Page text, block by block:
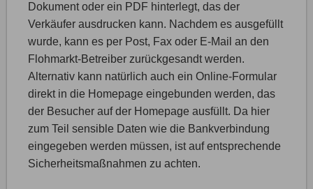
Dokument oder ein PDF hinterlegt, das der
Verkäufer ausdrucken kann. Nachdem es ausgefüllt
wurde, kann es per Post, Fax oder E-Mail an den
Flohmarkt-Betreiber zurückgesandt werden.
Alternativ kann natürlich auch ein Online-Formular
direkt in die Homepage eingebunden werden, das
der Besucher auf der Homepage ausfüllt. Da hier
zum Teil sensible Daten wie die Bankverbindung
eingegeben werden müssen, ist auf entsprechende
Sicherheitsmaßnahmen zu achten.